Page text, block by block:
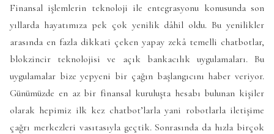
Finansal işlemlerin teknoloji ile entegrasyonu konusunda son
yıllarda hayatımıza pek çok yenilik dâhil oldu. Bu yenilikler
arasında en fazla dikkati çeken yapay zekâ temelli chatbotlar,
blokzincir teknolojisi ve açık bankacılık uygulamaları. Bu
uygulamalar bize yepyeni bir çağın başlangıcını haber veriyor.
Günümüzde en az bir finansal kuruluşta hesabı bulunan kişiler
olarak hepimiz ilk kez chatbot’larla yani robotlarla iletişime
çağrı merkezleri vasıtasıyla geçtik. Sonrasında da hızla birçok